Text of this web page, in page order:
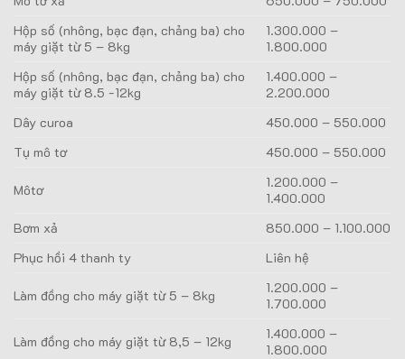
Hộp số (nhông, bạc đạn, chảng ba) cho
máy giặt từ 5 – 8kg
1.300.000 –
1.800.000
Hộp số (nhông, bạc đạn, chảng ba) cho
máy giặt từ 8.5 -12kg
1.400.000 –
2.200.000
Dây curoa
450.000 – 550.000
Tụ mô tơ
450.000 – 550.000
Môtơ
1.200.000 –
1.400.000
Bơm xả
850.000 – 1.100.000
Phục hồi 4 thanh ty
Liên hệ
Làm đồng cho máy giặt từ 5 – 8kg
1.200.000 –
1.700.000
Làm đồng cho máy giặt từ 8,5 – 12kg
1.400.000 –
1.800.000